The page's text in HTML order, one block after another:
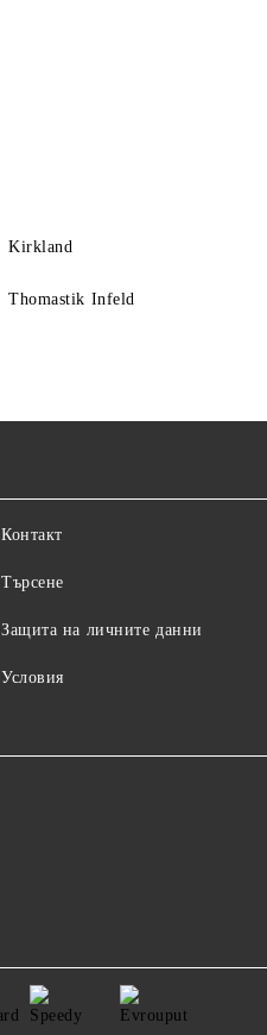
Kirkland
Thomastik Infeld
Контакт
Търсене
Защита на личните данни
Условия